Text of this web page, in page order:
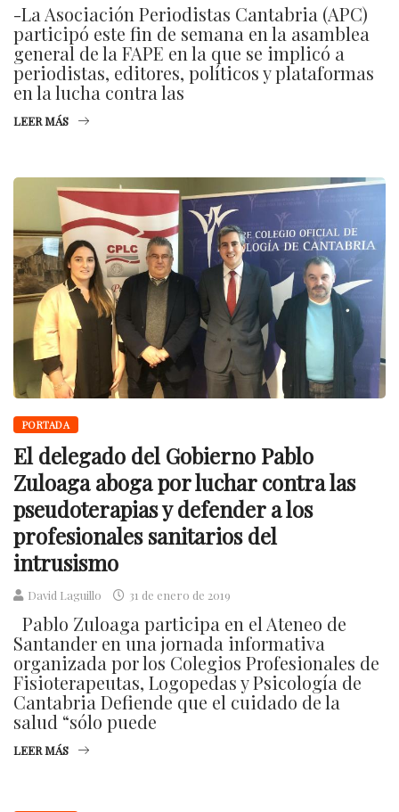
-La Asociación Periodistas Cantabria (APC)
participó este fin de semana en la asamblea
general de la FAPE en la que se implicó a
periodistas, editores, políticos y plataformas
en la lucha contra las
LEER MÁS
PORTADA
El delegado del Gobierno Pablo
Zuloaga aboga por luchar contra las
pseudoterapias y defender a los
profesionales sanitarios del
intrusismo
David Laguillo 31 de enero de 2019
Pablo Zuloaga participa en el Ateneo de
Santander en una jornada informativa
organizada por los Colegios Profesionales de
Fisioterapeutas, Logopedas y Psicología de
Cantabria Defiende que el cuidado de la
salud “sólo puede
LEER MÁS